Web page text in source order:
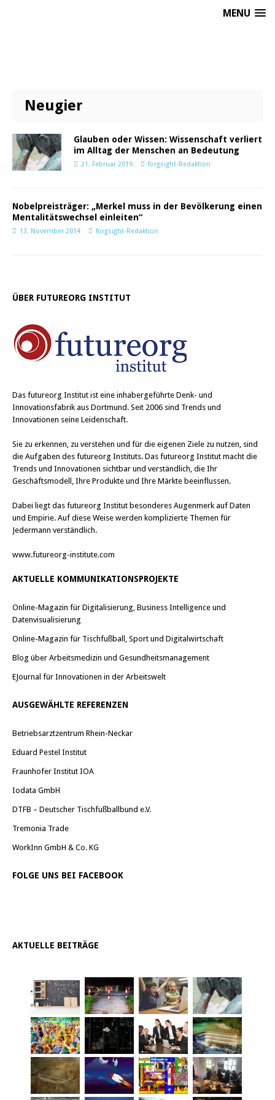
MENU
Neugier
Glauben oder Wissen: Wissenschaft verliert
im Alltag der Menschen an Bedeutung
21. Februar 2019 forgsight-Redaktion
Nobelpreisträger: „Merkel muss in der Bevölkerung einen
Mentalitätswechsel einleiten“
13. November 2014 forgsight-Redaktion
ÜBER FUTUREORG INSTITUT
Das futureorg Institut ist eine inhabergeführte Denk- und
Innovationsfabrik aus Dortmund. Seit 2006 sind Trends und
Innovationen seine Leidenschaft.
Sie zu erkennen, zu verstehen und für die eigenen Ziele zu nutzen, sind
die Aufgaben des futureorg Instituts. Das futureorg Institut macht die
Trends und Innovationen sichtbar und verständlich, die Ihr
Geschäftsmodell, Ihre Produkte und Ihre Märkte beeinflussen.
Dabei liegt das futureorg Institut besonderes Augenmerk auf Daten
und Empirie. Auf diese Weise werden komplizierte Themen für
Jedermann verständlich.
www.futureorg-institute.com
AKTUELLE KOMMUNIKATIONSPROJEKTE
Online-Magazin für Digitalisierung, Business Intelligence und
Datenvisualisierung
Online-Magazin für Tischfußball, Sport und Digitalwirtschaft
Blog über Arbeitsmedizin und Gesundheitsmanagement
EJournal für Innovationen in der Arbeitswelt
AUSGEWÄHLTE REFERENZEN
Betriebsarztzentrum Rhein-Neckar
Eduard Pestel Institut
Fraunhofer Institut IOA
Iodata GmbH
DTFB – Deutscher Tischfußballbund e.V.
Tremonia Trade
WorkInn GmbH & Co. KG
FOLGE UNS BEI FACEBOOK
AKTUELLE BEITRÄGE